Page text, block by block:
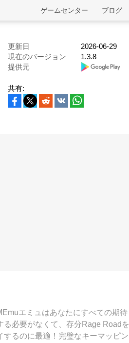
ブログ
ゲームセンター
更新日
2026-06-29
現在のバージョン
1.3.8
提供元
共有:
エミュはあなたにすべての期待
必要がなくて、存分Rage Roadを
るのに最適！完璧なキーマッピン